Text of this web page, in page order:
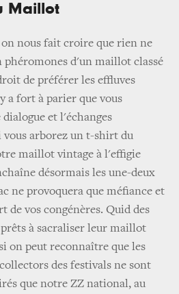
Maillot
nous fait croire que rien ne
phéromones d'un maillot classé
de préférer les effluves
a fort à parier que vous
et l'échanges
vous arborez un t-shirt du
maillot vintage à l'effigie
désormais les une-deux
ne provoquera que méfiance et
de vos congénères. Quid des
à sacraliser leur maillot
on peut reconnaître que les
des festivals ne sont
que notre ZZ national, au